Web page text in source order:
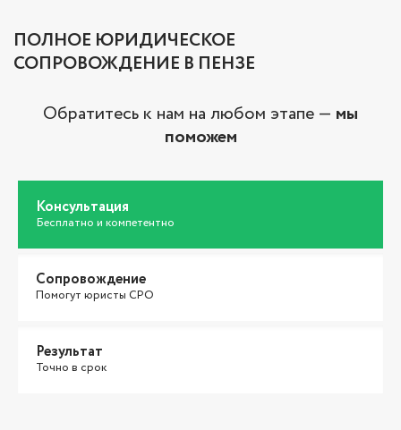
ПОЛНОЕ ЮРИДИЧЕСКОЕ
СОПРОВОЖДЕНИЕ В ПЕНЗЕ
Обратитесь к нам на любом этапе — мы
поможем
Консультация
Бесплатно и компетентно
Сопровождение
Помогут юристы СРО
Результат
Точно в срок